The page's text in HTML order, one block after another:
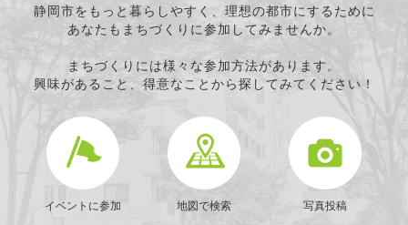
静岡市をもっと暮らしやすく、理想の都市にするために
あなたもまちづくりに参加してみませんか。
まちづくりには様々な参加方法があります。
興味があること、得意なことから探してみてください！
イベントに参加 地図で検索 写真投稿